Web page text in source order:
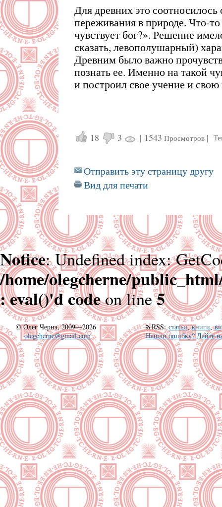
Для древних это
переживания в природе. Что-
чувствует бог?». Решение
сказать, левополушарный)
Древним было важно
познать ее. Именно на такой
и построил свое учение и
18 3 | 1543 Просмотров |
Отправить эту страницу другу
Вид для печати
Notice: Undefined index:
/home/olegcherne/
: eval()'d codeon line5
©Олег Чернэ, 2009—2026
olegcherne@gmail.com
RSS:статьи,книги,
Нашли ошибку? Дайте